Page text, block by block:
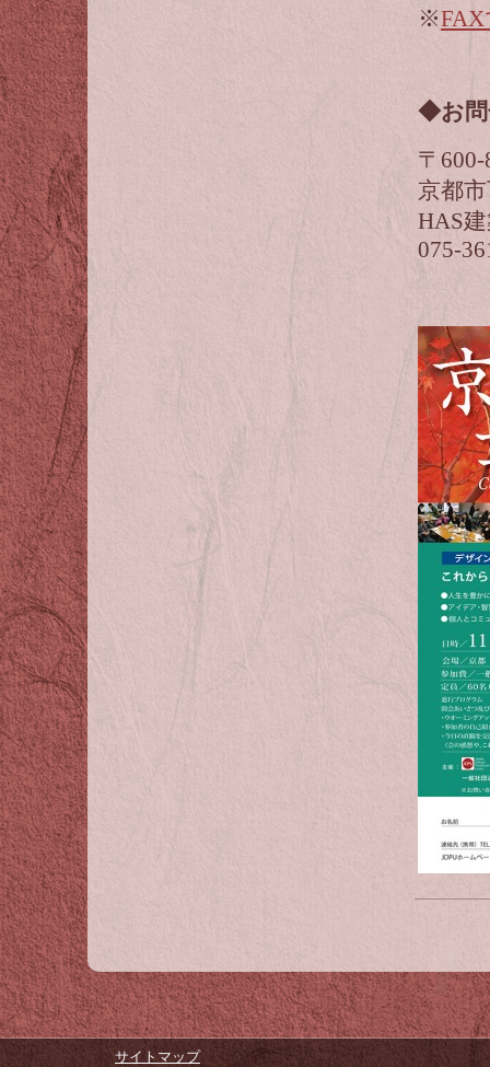
※
◆お問
〒600-
京都
HAS
075-
サイトマップ